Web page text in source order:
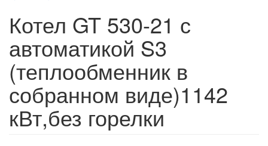
Котел GT 530-21 с
автоматикой S3
(теплообменник в
собранном виде)1142
кВт,без горелки